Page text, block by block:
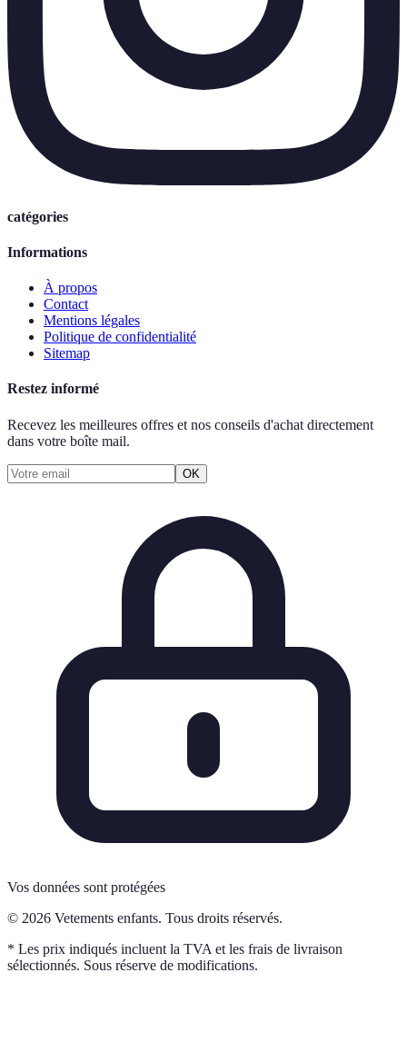
catégories
Informations
À propos
Contact
Mentions légales
Politique de confidentialité
Sitemap
Restez informé
Recevez les meilleures offres et nos conseils d'achat directement
dans votre boîte mail.
OK
Vos données sont protégées
© 2026 Vetements enfants. Tous droits réservés.
* Les prix indiqués incluent la TVA et les frais de livraison
sélectionnés. Sous réserve de modifications.